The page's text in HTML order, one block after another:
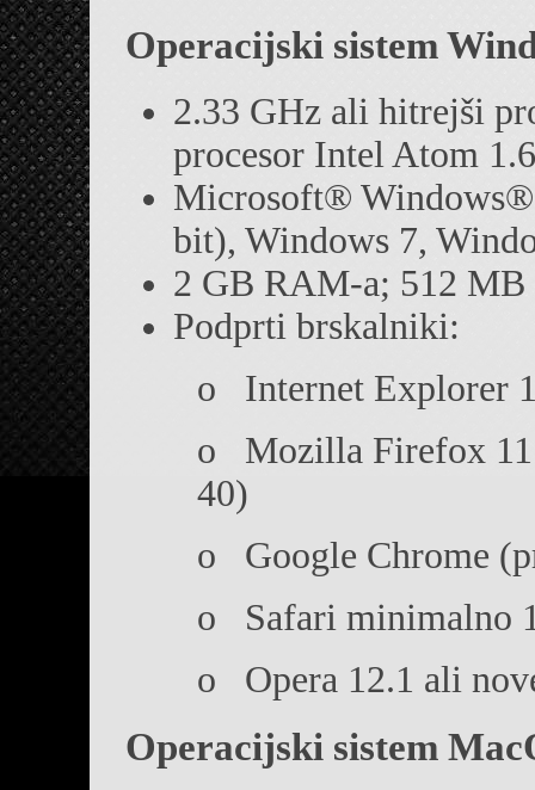
Operacijski sistem
2.33 GHz ali hitrejši
procesor Intel Atom
Microsoft®
bit), Windows 7,
2 GB RAM-a; 512 MB
Podprti brskalniki:
o Internet Explorer
o Mozilla Firefox
40)
o Google Chrome
o Safari minimalno
o Opera 12.1 ali
Operacijski sistem